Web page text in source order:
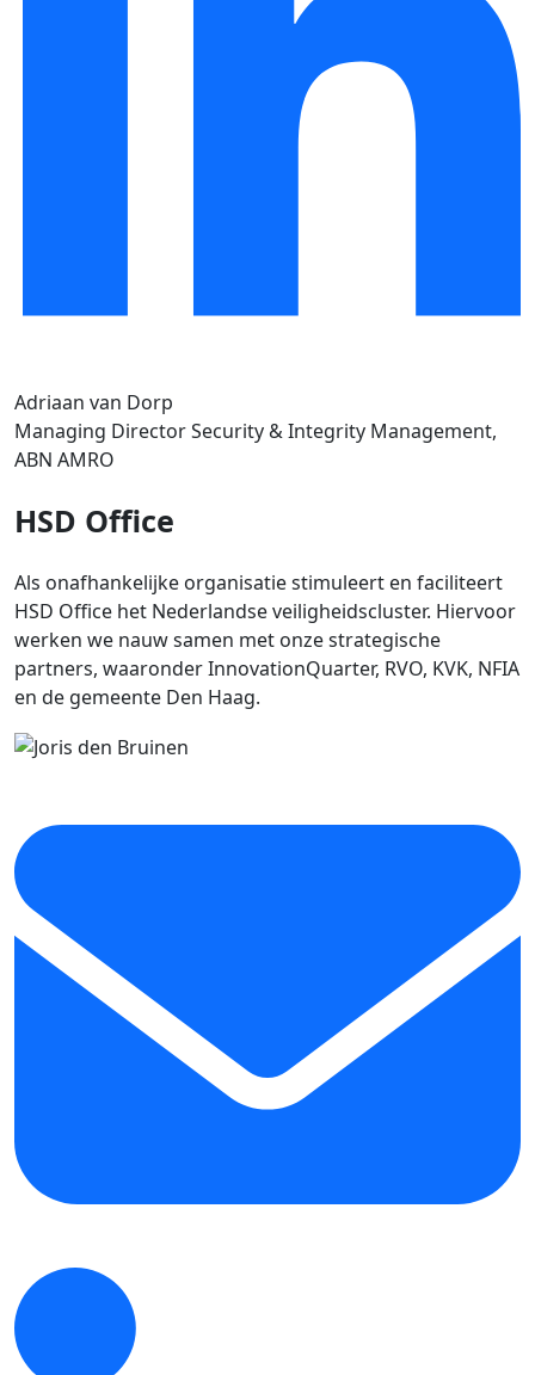
Adriaan van Dorp
Managing Director Security & Integrity Management,
ABN AMRO
HSD Office
Als onafhankelijke organisatie stimuleert en faciliteert
HSD Office het Nederlandse veiligheidscluster. Hiervoor
werken we nauw samen met onze strategische
partners, waaronder InnovationQuarter, RVO, KVK, NFIA
en de gemeente Den Haag.